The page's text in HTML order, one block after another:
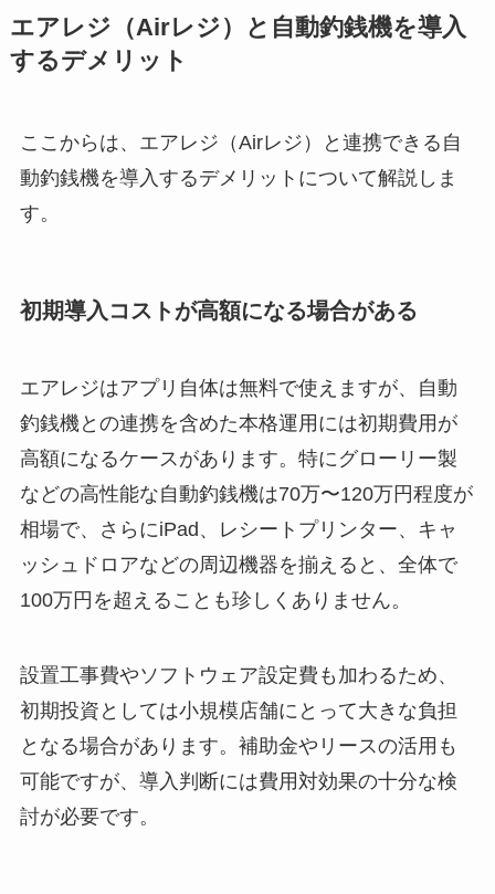
エアレジ（Airレジ）と自動釣銭機を導入
するデメリット
ここからは、エアレジ（Airレジ）と連携できる自
動釣銭機を導入するデメリットについて解説しま
す。
初期導入コストが高額になる場合がある
エアレジはアプリ自体は無料で使えますが、自動
釣銭機との連携を含めた本格運用には初期費用が
高額になるケースがあります。特にグローリー製
などの高性能な自動釣銭機は70万〜120万円程度が
相場で、さらにiPad、レシートプリンター、キャ
ッシュドロアなどの周辺機器を揃えると、全体で
100万円を超えることも珍しくありません。
設置工事費やソフトウェア設定費も加わるため、
初期投資としては小規模店舗にとって大きな負担
となる場合があります。補助金やリースの活用も
可能ですが、導入判断には費用対効果の十分な検
討が必要です。